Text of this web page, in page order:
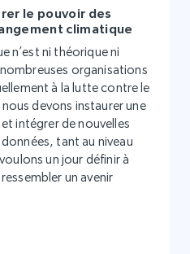
le pouvoir des
climatique
n’est ni théorique ni
organisations
à la lutte contre le
devons instaurer une
intégrer de nouvelles
tant au niveau
un jour définir à
un avenir